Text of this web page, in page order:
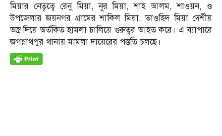
মিয়ার নেতৃত্বে রেনু মিয়া, নূর মিয়া, শাহ আলম, শাওয়ন, ও
উপজেলার জয়নগর গ্রামের শাকিল মিয়া, তাওহিদ মিয়া দেশীয়
অস্ত্র দিয়ে অর্তকিত হামলা চালিয়ে গুরুত্বর আহত করে। এ ব‍্যাপারে
জগন্নাথপুর থানায় মামলা দায়েরের পস্ততি চলছে।